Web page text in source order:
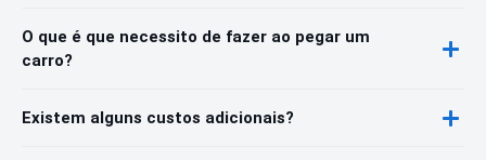
O que é que necessito de fazer ao pegar um
carro?
Existem alguns custos adicionais?